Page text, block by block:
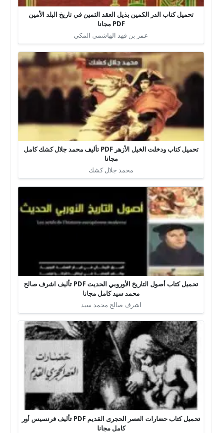
تحميل كتاب الدر الكمين بذيل العقد الثمين في تاريخ البلد الأمين
PDF مجانا
عمر بن فهد الهاشمي المكي
تحميل كتاب ودخلت الخيل الأزهر PDF تأليف محمد جلال كشك كامل
مجانا
محمد جلال كشك
تحميل كتاب أصول التاريخ الأوروبي الحديث PDF تأليف اشرف صالح
محمد سيد كامل مجانا
اشرف صالح محمد سيد
تحميل كتاب حضارات العصر الحجرى القديم PDF تأليف فرنسيس أور
كامل مجانا